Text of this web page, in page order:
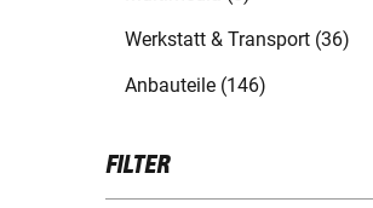
Werkstatt & Transport (36)
Anbauteile (146)
FILTER